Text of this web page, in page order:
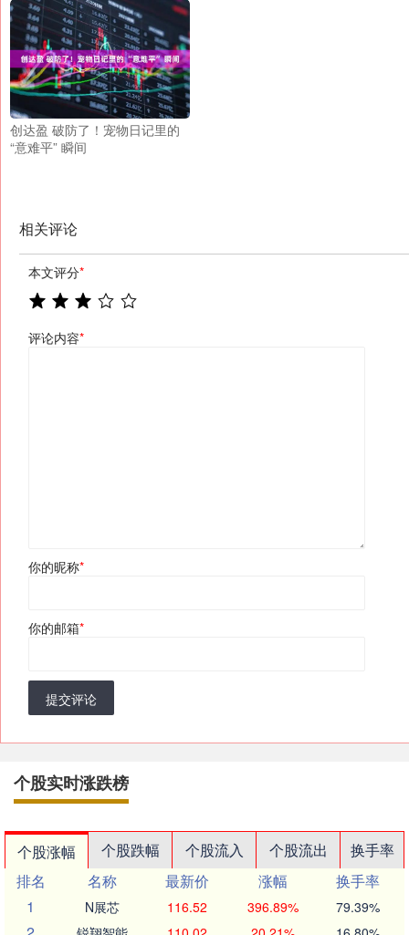
创达盈 破防了！宠物日记里的
“意难平” 瞬间
相关评论
本文评分*
评论内容*
你的昵称*
你的邮箱*
提交评论
个股实时涨跌榜
个股涨幅 个股跌幅 个股流入 个股流出
换手率
排名
名称 最新价 涨幅
换手率
1
N展芯 116.52 396.89% 79.39%